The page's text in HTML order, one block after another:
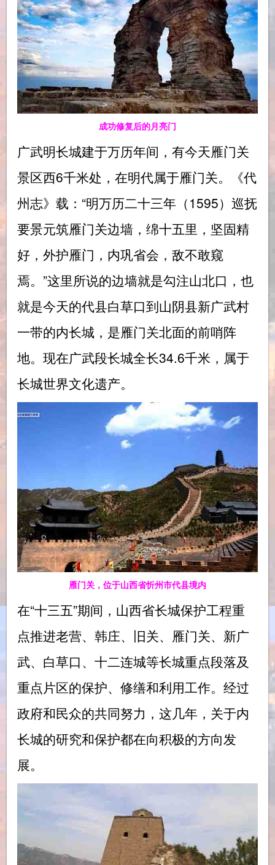
成功修复后的月亮门
广武明长城建于万历年间，有今天雁门关
景区西6千米处，在明代属于雁门关。《代
州志》载：“明万历二十三年（1595）巡抚
要景元筑雁门关边墙，绵十五里，坚固精
好，外护雁门，内巩省会，敌不敢窥
焉。”这里所说的边墙就是勾注山北口，也
就是今天的代县白草口到山阴县新广武村
一带的内长城，是雁门关北面的前哨阵
地。现在广武段长城全长34.6千米，属于
长城世界文化遗产。
雁门关，位于山西省忻州市代县境内
在“十三五”期间，山西省长城保护工程重
点推进老营、韩庄、旧关、雁门关、新广
武、白草口、十二连城等长城重点段落及
重点片区的保护、修缮和利用工作。经过
政府和民众的共同努力，这几年，关于内
长城的研究和保护都在向积极的方向发
展。